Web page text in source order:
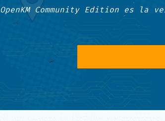
OpenKM Community Edition es la